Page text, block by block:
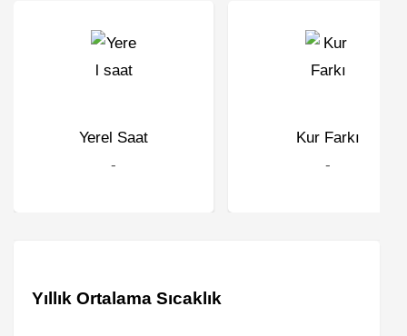
Yerel Saat
-
Kur Farkı
-
Yıllık Ortalama Sıcaklık